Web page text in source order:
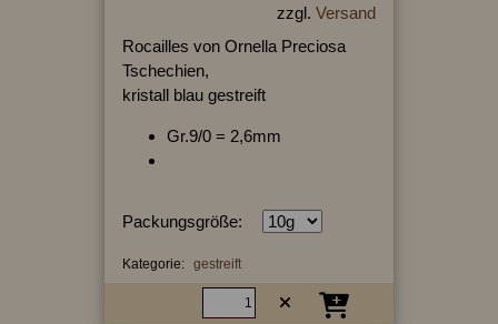
zzgl. Versand
Rocailles von Ornella Preciosa
Tschechien,
kristall blau gestreift
Gr.9/0 = 2,6mm
Packungsgröße:
Kategorie: gestreift